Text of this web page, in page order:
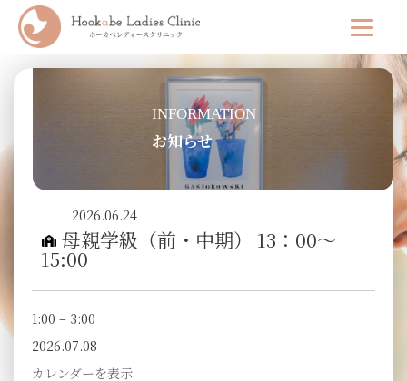
INFORMATION
お知らせ
2026.06.24
母親学級（前・中期） 13：00～
15:00
1:00 – 3:00
2026.07.08
カレンダーを表示